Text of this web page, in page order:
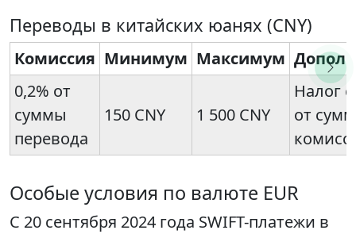
Переводы в китайских юанях (CNY)
Комиссия Минимум Максимум
0,2% от
суммы
перевода
150 CNY 1 500 CNY
Налог
от
Особые условия по валюте EUR
С 20 сентября 2024 года SWIFT-платежи в